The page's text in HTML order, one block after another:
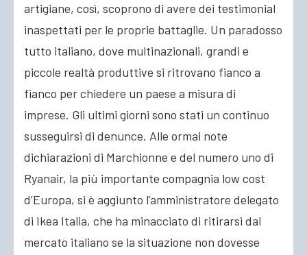
artigiane, così, scoprono di avere dei testimonial
inaspettati per le proprie battaglie. Un paradosso
tutto italiano, dove multinazionali, grandi e
piccole realtà produttive si ritrovano fianco a
fianco per chiedere un paese a misura di
imprese. Gli ultimi giorni sono stati un continuo
susseguirsi di denunce. Alle ormai note
dichiarazioni di Marchionne e del numero uno di
Ryanair, la più importante compagnia low cost
d’Europa, si è aggiunto l’amministratore delegato
di Ikea Italia, che ha minacciato di ritirarsi dal
mercato italiano se la situazione non dovesse